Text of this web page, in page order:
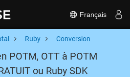
Français
Ruby Conversion
POTM, OTT à POTM
ou Ruby SDK